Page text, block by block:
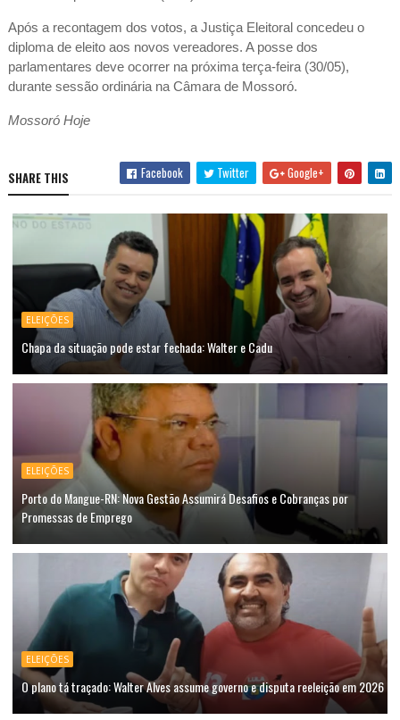
Após a recontagem dos votos, a Justiça Eleitoral concedeu o
diploma de eleito aos novos vereadores. A posse dos
parlamentares deve ocorrer na próxima terça-feira (30/05),
durante sessão ordinária na Câmara de Mossoró.
Mossoró Hoje
SHARE THIS Facebook Twitter Google+
ELEIÇÕES
Chapa da situação pode estar fechada: Walter e Cadu
ELEIÇÕES
Porto do Mangue-RN: Nova Gestão Assumirá Desafios e Cobranças por
Promessas de Emprego
ELEIÇÕES
O plano tá traçado: Walter Alves assume governo e disputa reeleição em 2026